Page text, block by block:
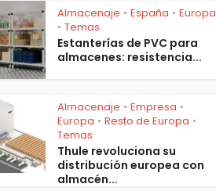
Almacenaje • España • Europa
• Temas
Estanterías de PVC para
almacenes: resistencia...
Almacenaje • Empresa •
Europa • Resto de Europa •
Temas
Thule revoluciona su
distribución europea con
almacén...